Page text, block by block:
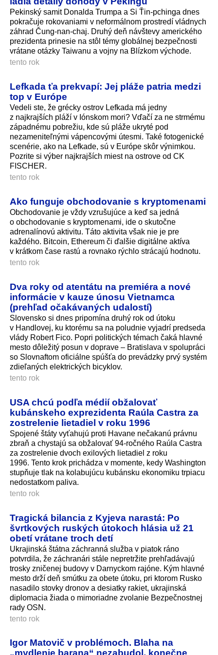
Pekinský samit Donalda Trumpa a Si Ťin-pchinga dnes
pokračuje rokovaniami v neformálnom prostredí vládnych
záhrad Čung-nan-chaj. Druhý deň návštevy amerického
prezidenta prinesie na stôl témy globálnej bezpečnosti
vrátane otázky Taiwanu a vojny na Blízkom východe.
tento rok
Lefkada ťa prekvapí: Jej pláže patria medzi
top v Európe
Vedeli ste, že grécky ostrov Lefkada má jedny
z najkrajších pláží v Iónskom mori? Vďačí za ne strmému
západnému pobrežiu, kde sú pláže ukryté pod
nezameniteľnými vápencovými útesmi. Také fotogenické
scenérie, ako na Lefkade, sú v Európe skôr výnimkou.
Pozrite si výber najkrajších miest na ostrove od CK
FISCHER.
tento rok
Ako funguje obchodovanie s kryptomenami
Obchodovanie je vždy vzrušujúce a keď sa jedná
o obchodovanie s kryptomenami, ide o skutočne
adrenalínovú aktivitu. Táto aktivita však nie je pre
každého. Bitcoin, Ethereum či ďalšie digitálne aktíva
v krátkom čase rastú a rovnako rýchlo strácajú hodnotu.
tento rok
Dva roky od atentátu na premiéra a nové
informácie v kauze únosu Vietnamca
(prehľad očakávaných udalostí)
Slovensko si dnes pripomína druhý rok od útoku
v Handlovej, ku ktorému sa na poludnie vyjadrí predseda
vlády Robert Fico. Popri politických témach čaká hlavné
mesto dôležitý posun v doprave – Bratislava v spolupráci
so Slovnaftom oficiálne spúšťa do prevádzky prvý systém
zdieľaných elektrických bicyklov.
tento rok
USA chcú podľa médií obžalovať
kubánskeho exprezidenta Raúla Castra za
zostrelenie lietadiel v roku 1996
Spojené štáty vyťahujú proti Havane nečakanú právnu
zbraň a chystajú sa obžalovať 94-ročného Raúla Castra
za zostrelenie dvoch exilových lietadiel z roku
1996. Tento krok prichádza v momente, kedy Washington
stupňuje tlak na kolabujúcu kubánsku ekonomiku trpiacu
nedostatkom paliva.
tento rok
Tragická bilancia z Kyjeva narastá: Po
švrtkových ruských útokoch hlásia už 21
obetí vrátane troch detí
Ukrajinská štátna záchranná služba v piatok ráno
potvrdila, že záchranári stále nepretržite prehľadávajú
trosky zničenej budovy v Darnyckom rajóne. Kým hlavné
mesto drží deň smútku za obete útoku, pri ktorom Rusko
nasadilo stovky dronov a desiatky rakiet, ukrajinská
diplomacia žiada o mimoriadne zvolanie Bezpečnostnej
rady OSN.
tento rok
Igor Matovič v problémoch. Blaha na
„mydlenie barana“ nezabudol, konečne